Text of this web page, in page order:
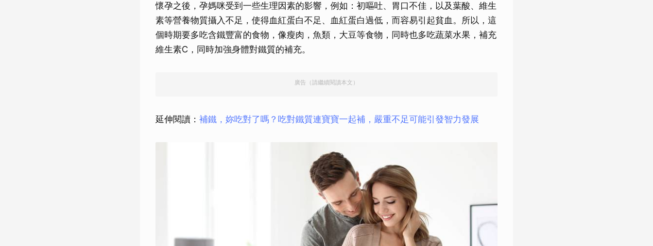
懷孕之後，孕媽咪受到一些生理因素的影響，例如：初嘔吐、胃口不佳，以及葉酸、維生
素等營養物質攝入不足，使得血紅蛋白不足、血紅蛋白過低，而容易引起貧血。所以，這
個時期要多吃含鐵豐富的食物，像瘦肉，魚類，大豆等食物，同時也多吃蔬菜水果，補充
維生素C，同時加強身體對鐵質的補充。
廣告（請繼續閱讀本文）
延伸閱讀： 補鐵，妳吃對了嗎？吃對鐵質連寶寶一起補，嚴重不足可能引發智力發展